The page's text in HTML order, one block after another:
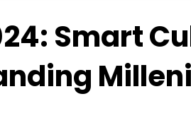
Islam Al Azhar 12 Rawamangun
Smart